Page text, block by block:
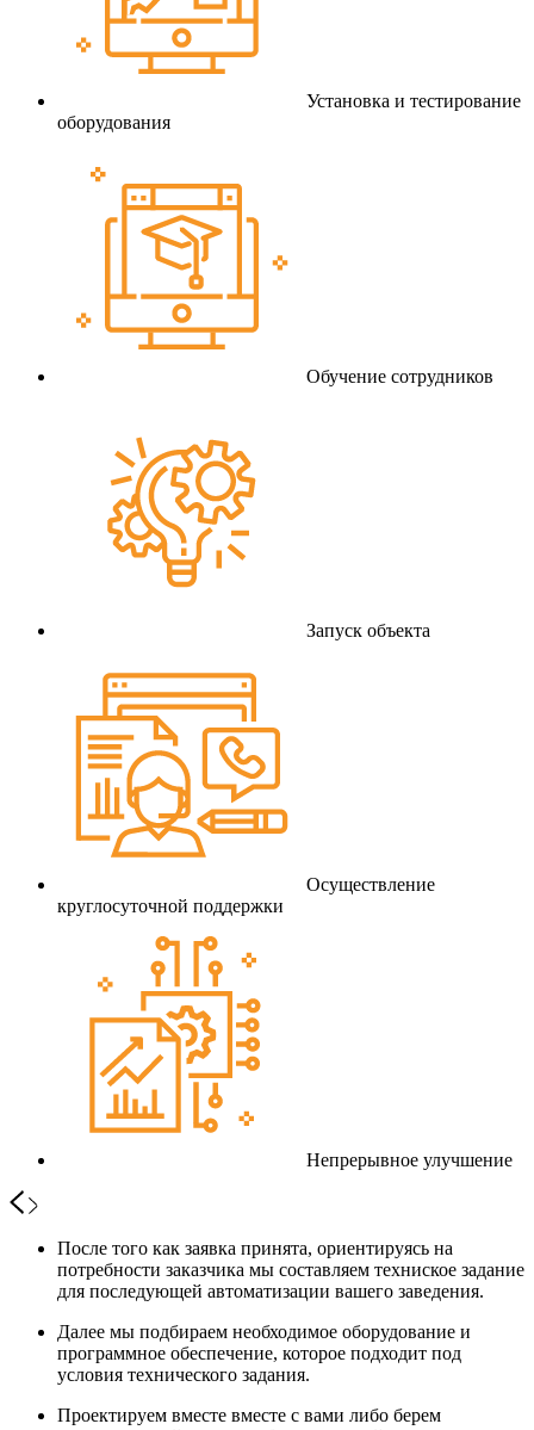
Установка и тестирование
оборудования
Обучение сотрудников
Запуск объекта
Осуществление
круглосуточной поддержки
Непрерывное улучшение
После того как заявка принята, ориентируясь на
потребности заказчика мы составляем техниское задание
для последующей автоматизации вашего заведения.
Далее мы подбираем необходимое оборудование и
программное обеспечение, которое подходит под
условия технического задания.
Проектируем вместе вместе с вами либо берем